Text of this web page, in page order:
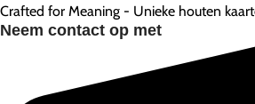
Crafted for Meaning - Unieke houten
Neem contact op met